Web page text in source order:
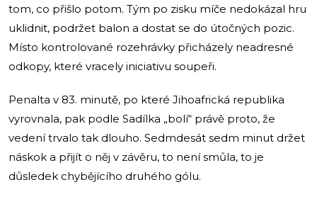
tom, co přišlo potom. Tým po zisku míče nedokázal hru
uklidnit, podržet balon a dostat se do útočných pozic.
Místo kontrolované rozehrávky přicházely neadresné
odkopy, které vracely iniciativu soupeři.
Penalta v 83. minutě, po které Jihoafrická republika
vyrovnala, pak podle Sadílka „bolí“ právě proto, že
vedení trvalo tak dlouho. Sedmdesát sedm minut držet
náskok a přijít o něj v závěru, to není smůla, to je
důsledek chybějícího druhého gólu.